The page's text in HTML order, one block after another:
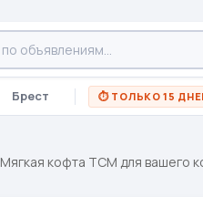
Брест ⏱ ТОЛЬКО 15
Мягкая кофта TCM для вашего